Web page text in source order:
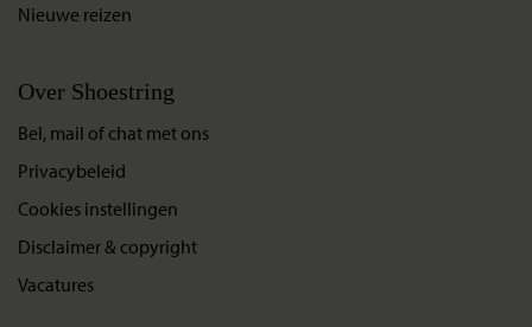
Nieuwe reizen
Over Shoestring
Bel, mail of chat met ons
Privacybeleid
Cookies instellingen
Disclaimer & copyright
Vacatures